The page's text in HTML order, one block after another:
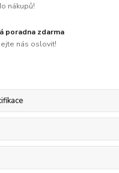
nákupů!
poradna zdarma
nás oslovit!